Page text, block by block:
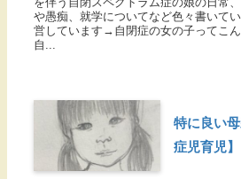
や愚痴、就学についてなど色々書いて
営しています→自閉症の女の子ってこ
自...
特に良い
症児育児】